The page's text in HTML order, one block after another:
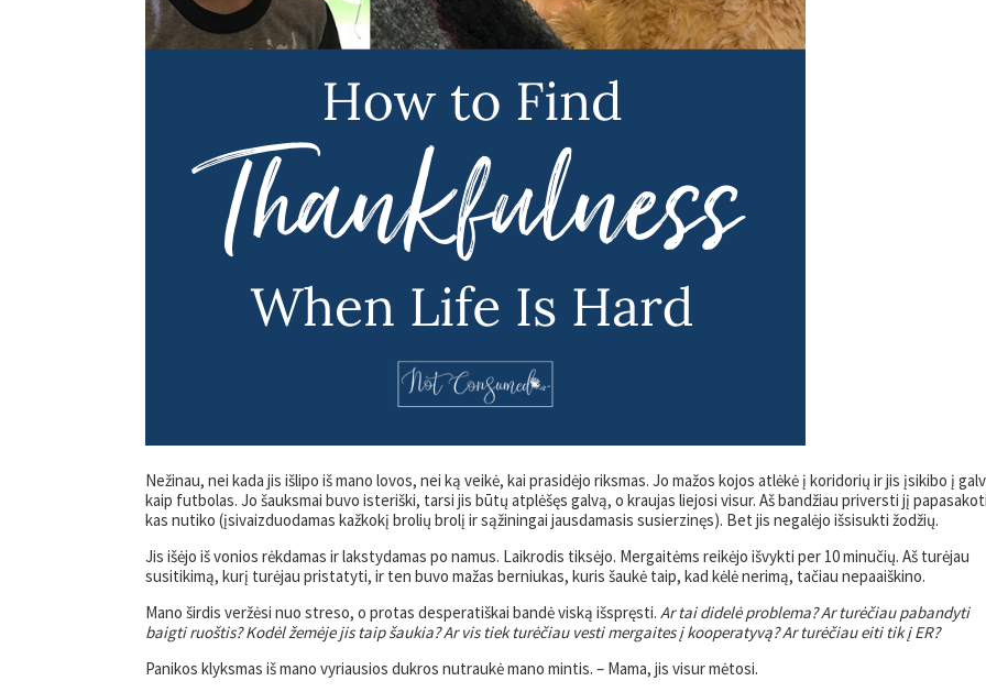
Nežinau, nei kada jis išlipo iš mano lovos, nei ką veikė, kai prasidėjo riksmas. Jo mažos kojos atlėkė į koridorių ir jis įsikibo į
kaip futbolas. Jo šauksmai buvo isteriški, tarsi jis būtų atplėšęs galvą, o kraujas liejosi visur. Aš bandžiau priversti jį
kas nutiko (įsivaizduodamas kažkokį brolių brolį ir sąžiningai jausdamasis susierzinęs). Bet jis negalėjo išsisukti žodžių.
Jis išėjo iš vonios rėkdamas ir lakstydamas po namus. Laikrodis tiksėjo. Mergaitėms reikėjo išvykti per 10 minučių. Aš turėjau
susitikimą, kurį turėjau pristatyti, ir ten buvo mažas berniukas, kuris šaukė taip, kad kėlė nerimą, tačiau nepaaiškino.
Mano širdis veržėsi nuo streso, o protas desperatiškai bandė viską išspręsti. Ar tai didelė problema? Ar turėčiau pabandyti
baigti ruoštis? Kodėl žemėje jis taip šaukia? Ar vis tiek turėčiau vesti mergaites į kooperatyvą? Ar turėčiau eiti tik į ER?
Panikos klyksmas iš mano vyriausios dukros nutraukė mano mintis. – Mama, jis visur mėtosi.